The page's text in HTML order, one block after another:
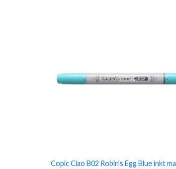
Copic Ciao B02 Robin’s Egg Blue inkt